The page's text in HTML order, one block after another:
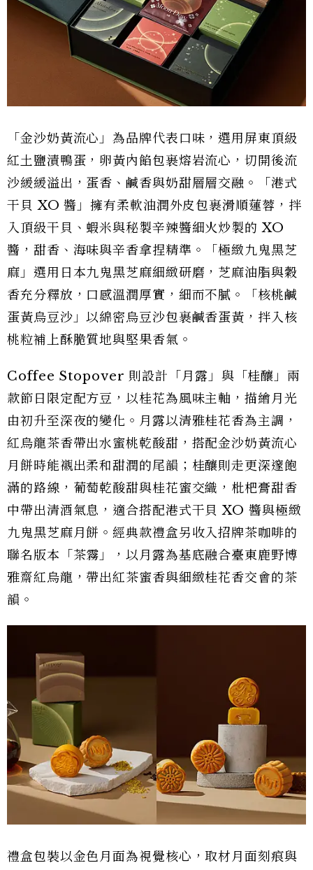
「金沙奶黃流心」為品牌代表口味，選用屏東頂級
紅土鹽漬鴨蛋，卵黃內餡包裹熔岩流心，切開後流
沙緩緩溢出，蛋香、鹹香與奶甜層層交融。「港式
干貝 XO 醬」擁有柔軟油潤外皮包裹滑順蓮蓉，拌
入頂級干貝、蝦米與秘製辛辣醬細火炒製的 XO
醬，甜香、海味與辛香拿捏精準。「極緻九鬼黑芝
麻」選用日本九鬼黑芝麻細緻研磨，芝麻油脂與穀
香充分釋放，口感溫潤厚實，細而不膩。「核桃鹹
蛋黃烏豆沙」以綿密烏豆沙包裹鹹香蛋黃，拌入核
桃粒補上酥脆質地與堅果香氣。
Coffee Stopover 則設計「月露」與「桂釀」兩
款節日限定配方豆，以桂花為風味主軸，描繪月光
由初升至深夜的變化。月露以清雅桂花香為主調，
紅烏龍茶香帶出水蜜桃乾酸甜，搭配金沙奶黃流心
月餅時能襯出柔和甜潤的尾韻；桂釀則走更深邃飽
滿的路線，葡萄乾酸甜與桂花蜜交織，枇杷膏甜香
中帶出清酒氣息，適合搭配港式干貝 XO 醬與極緻
九鬼黑芝麻月餅。經典款禮盒另收入招牌茶咖啡的
聯名版本「茶霧」，以月露為基底融合臺東鹿野博
雅齋紅烏龍，帶出紅茶蜜香與細緻桂花香交會的茶
韻。
禮盒包裝以金色月面為視覺核心，取材月面刻痕與